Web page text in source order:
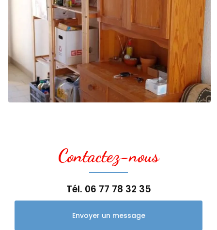
Contactez-nous
Tél. 06 77 78 32 35
Envoyer un message